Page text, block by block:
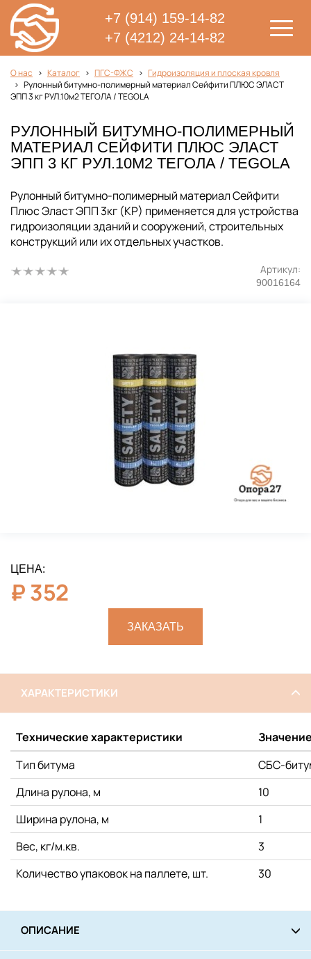
+7 (914) 159-14-82
+7 (4212) 24-14-82
О нас Каталог ПГС-ФЖС
Гидроизоляция и плоская кровля
Рулонный битумно-полимерный материал Сейфити ПЛЮС ЭЛАСТ
ЭПП 3 кг РУЛ.10м2 ТЕГОЛА / TEGOLA
РУЛОННЫЙ БИТУМНО-ПОЛИМЕРНЫЙ
МАТЕРИАЛ СЕЙФИТИ ПЛЮС ЭЛАСТ
ЭПП 3 КГ РУЛ.10М2 ТЕГОЛА / TEGOLA
Рулонный битумно-полимерный материал Сейфити
Плюс Эласт ЭПП 3кг (КР) применяется для устройства
гидроизоляции зданий и сооружений, строительных
конструкций или их отдельных участков.
Артикул:
90016164
ЦЕНА:
₽352
ЗАКАЗАТЬ
ХАРАКТЕРИСТИКИ
Технические характеристики
Тип битума
СБС-
Длина рулона, м
10
Ширина рулона, м
1
Вес, кг/м.кв.
3
Количество упаковок на паллете, шт.
30
ОПИСАНИЕ